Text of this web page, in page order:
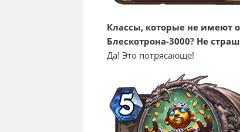
Классы, которые не имеют
Блескотрона-3000? Не
Да! Это потрясающе!